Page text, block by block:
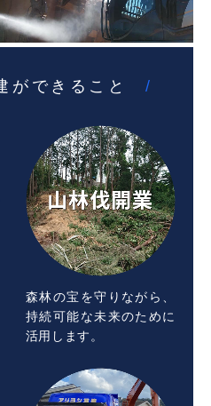
ができること
森林の宝を守りながら、
持続可能な未来のために
活用します。